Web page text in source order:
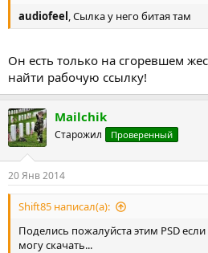
audiofeel, Сылка у него битая там
Он есть только на сгоревшем
найти рабочую ссылку!
Mailchik
Старожил Проверенный
20 Янв 2014
Shift85 написал(а):
Поделись пожалуйста этим PSD
могу скачать...